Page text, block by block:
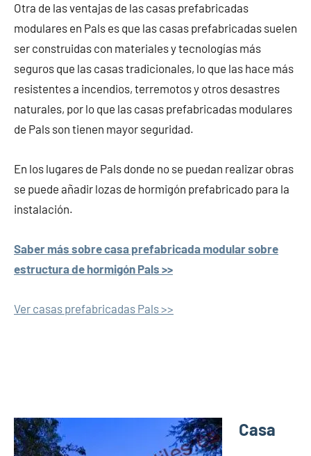
Otra de las ventajas de las casas prefabricadas
modulares en Pals es que las casas prefabricadas suelen
ser construidas con materiales y tecnologías más
seguros que las casas tradicionales, lo que las hace más
resistentes a incendios, terremotos y otros desastres
naturales, por lo que las casas prefabricadas modulares
de Pals son tienen mayor seguridad.
En los lugares de Pals donde no se puedan realizar obras
se puede añadir lozas de hormigón prefabricado para la
instalación.
Saber más sobre casa prefabricada modular sobre
estructura de hormigón Pals >>
Ver casas prefabricadas Pals >>
Casa